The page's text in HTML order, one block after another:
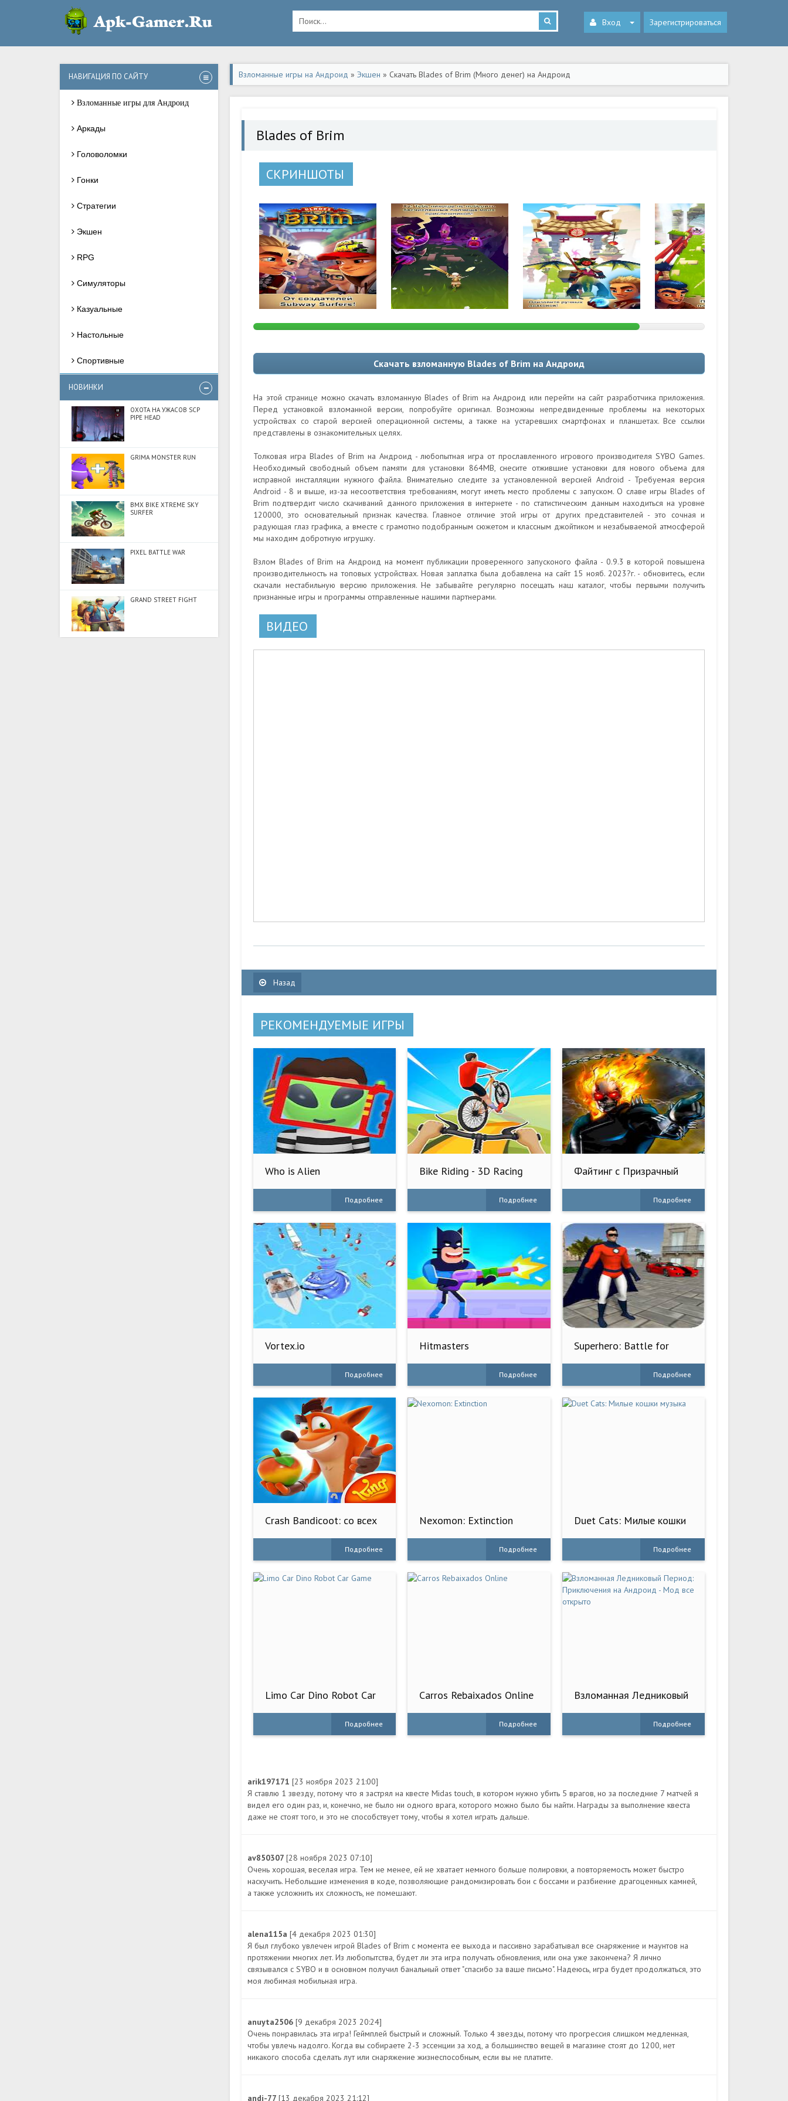
Вход Зарегистрироваться
НАВИГАЦИЯ ПО САЙТУ
Взломанные игры для Андроид
Аркады
Головоломки
Гонки
Стратегии
Экшен
RPG
Симуляторы
Казуальные
Настольные
Спортивные
НОВИНКИ
ОХОТА НА УЖАСОВ SCP
PIPE HEAD
GRIMA MONSTER RUN
BMX BIKE XTREME SKY
SURFER
PIXEL BATTLE WAR
GRAND STREET FIGHT
Взломанные игры на Андроид » Экшен » Скачать Blades of Brim (Много денег) на Андроид
Blades of Brim
СКРИНШОТЫ
Скачать взломанную Blades of Brim на Андроид
На этой странице можно скачать взломанную Blades of Brim на Андроид или перейти на сайт разработчика приложения.
Перед установкой взломанной версии, попробуйте оригинал. Возможны непредвиденные проблемы на некоторых
устройствах со старой версией операционной системы, а также на устаревших смартфонах и планшетах. Все ссылки
представлены в ознакомительных целях.
Толковая игра Blades of Brim на Андроид - любопытная игра от прославленного игрового производителя SYBO Games.
Необходимый свободный объем памяти для установки 864MB, снесите отжившие установки для нового объема для
исправной инсталляции нужного файла. Внимательно следите за установленной версией Android - Требуемая версия
Android - 8 и выше, из-за несоответствия требованиям, могут иметь место проблемы с запуском. О славе игры Blades of
Brim подтвердит число скачиваний данного приложения в интернете - по статистическим данным находиться на уровне
120000, это основательный признак качества. Главное отличие этой игры от других представителей - это сочная и
радующая глаз графика, а вместе с грамотно подобранным сюжетом и классным джойтиком и незабываемой атмосферой
мы находим добротную игрушку.
Взлом Blades of Brim на Андроид на момент публикации проверенного запусконого файла - 0.9.3 в которой повышена
производительность на топовых устройствах. Новая заплатка была добавлена на сайт 15 нояб. 2023?г. - обновитесь, если
скачали нестабильную версию приложения. Не забывайте регулярно посещать наш каталог, чтобы первыми получить
признанные игры и программы отправленные нашими партнерами.
ВИДЕО
Назад
РЕКОМЕНДУЕМЫЕ ИГРЫ
Who is Alien
Подробнее
Bike Riding - 3D Racing
Подробнее
Файтинг с Призрачный
Подробнее
Vortex.io
Подробнее
Hitmasters
Подробнее
Superhero: Battle for
Подробнее
Crash Bandicoot: со всех
Подробнее
Nexomon: Extinction
Подробнее
Duet Cats: Милые кошки
Подробнее
Limo Car Dino Robot Car
Подробнее
Carros Rebaixados Online
Подробнее
Взломанная Ледниковый
Андроид - Мод всеПодробнее
arik197171 [23 ноября 2023 21:00]
Я ставлю 1 звезду, потому что я застрял на квесте Midas touch, в котором нужно убить 5 врагов, но за последние 7 матчей я
видел его один раз, и, конечно, не было ни одного врага, которого можно было бы найти. Награды за выполнение квеста
даже не стоят того, и это не способствует тому, чтобы я хотел играть дальше.
av850307 [28 ноября 2023 07:10]
Очень хорошая, веселая игра. Тем не менее, ей не хватает немного больше полировки, а повторяемость может быстро
наскучить. Небольшие изменения в коде, позволяющие рандомизировать бои с боссами и разбиение драгоценных камней,
а также усложнить их сложность, не помешают.
alena115a [4 декабря 2023 01:30]
Я был глубоко увлечен игрой Blades of Brim с момента ее выхода и пассивно зарабатывал все снаряжение и маунтов на
протяжении многих лет. Из любопытства, будет ли эта игра получать обновления, или она уже закончена? Я лично
связывался с SYBO и в основном получил банальный ответ "спасибо за ваше письмо". Надеюсь, игра будет продолжаться, это
моя любимая мобильная игра.
anuyta2506 [9 декабря 2023 20:24]
Очень понравилась эта игра! Геймплей быстрый и сложный. Только 4 звезды, потому что прогрессия слишком медленная,
чтобы увлечь надолго. Когда вы собираете 2-3 эссенции за ход, а большинство вещей в магазине стоят до 1200, нет
никакого способа сделать лут или снаряжение жизнеспособным, если вы не платите.
andi-77 [13 декабря 2023 21:12]